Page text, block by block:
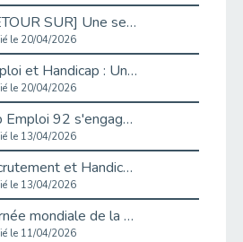
[RETOUR SUR] Une session de recrutement inclusive réussie à Asnières !
le 20/04/2026
Emploi et Handicap : Une alliance de style entre Cap Emploi 92 et La Cravate Solidaire
le 20/04/2026
Cap Emploi 92 s'engage pour la santé mentale : La formation PSSM au cœur de l'accompagnement
le 13/04/2026
Recrutement et Handicap : Et si vous testiez avant de vous engager ?
le 13/04/2026
Journée mondiale de la maladie de Parkinson : Mieux comprendre pour mieux accompagner
le 11/04/2026